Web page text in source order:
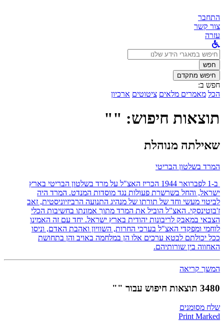
התחבר
צור קשר
עזרה
לחפש
ב:חפש
חיפוש מתקדם
חפש ב:
הכל מאמרים מלאים ציטוטים ארכיון
תוצאות חיפוש: ""
שאילתה מנוהלת
המרד בשלטון הבריטי
ב-1 לפברואר 1944 הכריז האצ"ל על מרד בשלטון הבריטי בארץ
ישראל, והחל בשרשרת פעולות נגד מוסדות המנדט. המרד היה
לביטוי מעשי וחד של תורתו של מנהיג התנועה הרביזיוניסטית, זאב
ז'בוטינסקי. האצ"ל הוביל את המרד מתוך אמונתו בחשיבות הכלי
הצבאי במאבק לריבונות יהודית בארץ ישראל. יחד עם זה האמינו
לוחמי ומפקדי האצ"ל בערכי החרות, השוויון ואהבת האדם, וניסו
ככל יכולתם לבטא ערכים אלו הן במלחמה באויב והן בתחושת
האחווה בין שורותיהם.
המשך קריאה
3480 תוצאות חיפוש עבור ""
שלח מסומנים
Print Marked